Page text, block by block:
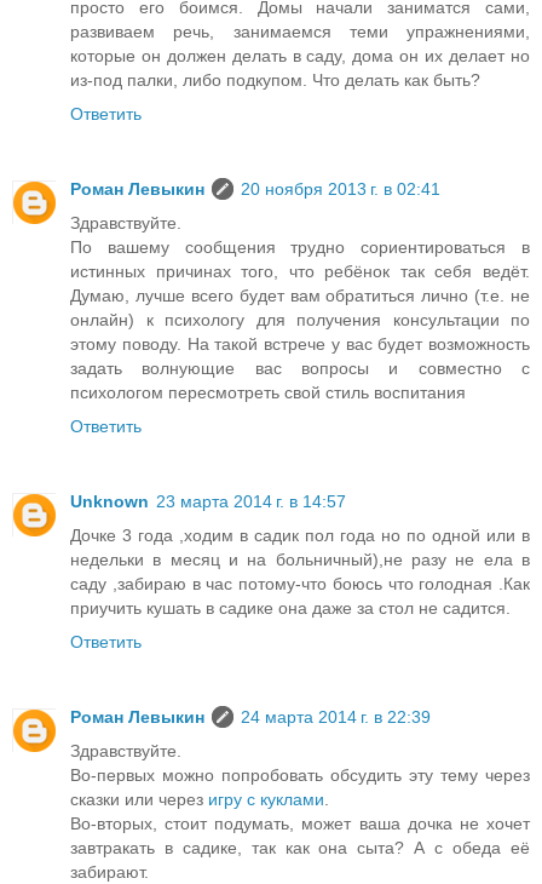
просто его боимся. Домы начали заниматся сами,
развиваем речь, занимаемся теми упражнениями,
которые он должен делать в саду, дома он их делает но
из-под палки, либо подкупом. Что делать как быть?
Ответить
Роман Левыкин
20 ноября 2013 г. в 02:41
Здравствуйте.
По вашему сообщения трудно сориентироваться в
истинных причинах того, что ребёнок так себя ведёт.
Думаю, лучше всего будет вам обратиться лично (т.е. не
онлайн) к психологу для получения консультации по
этому поводу. На такой встрече у вас будет возможность
задать волнующие вас вопросы и совместно с
психологом пересмотреть свой стиль воспитания
Ответить
Unknown 23 марта 2014 г. в 14:57
Дочке 3 года ,ходим в садик пол года но по одной или в
недельки в месяц и на больничный),не разу не ела в
саду ,забираю в час потому-что боюсь что голодная .Как
приучить кушать в садике она даже за стол не садится.
Ответить
Роман Левыкин
24 марта 2014 г. в 22:39
Здравствуйте.
Во-первых можно попробовать обсудить эту тему через
сказки или через игру с куклами
Во-вторых, стоит подумать, может ваша дочка не хочет
завтракать в садике, так как она сыта? А с обеда её
забирают.